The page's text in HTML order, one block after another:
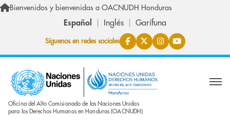
Pasar al contenido principal
Bienvenidos y bienvenidas a OACNUDH Honduras
Español Inglés Garífuna
Síguenos en redes sociales
Oficina del Alto Comisionado de las Naciones Unidas
para los Derechos Humanos en Honduras (OACNUDH)